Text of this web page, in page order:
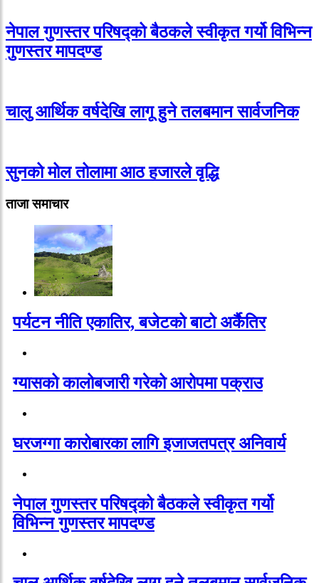
नेपाल गुणस्तर परिषद्को बैठकले स्वीकृत गर्यो विभिन्न
गुणस्तर मापदण्ड
चालु आर्थिक वर्षदेखि लागू हुने तलबमान सार्वजनिक
सुनको मोल तोलामा आठ हजारले वृद्धि
ताजा समाचार
पर्यटन नीति एकातिर, बजेटको बाटो अर्कैतिर
ग्यासको कालोबजारी गरेको आरोपमा पक्राउ
घरजग्गा कारोबारका लागि इजाजतपत्र अनिवार्य
नेपाल गुणस्तर परिषद्को बैठकले स्वीकृत गर्यो
विभिन्न गुणस्तर मापदण्ड